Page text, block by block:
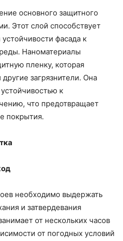
основного защитного
Этот слой способствует
фасада к
Наноматериалы
пленку, которая
другие загрязнители. Она
к
что предотвращает
покрытия.
необходимо выдержать
и затвердевания
от нескольких часов
от погодных условий